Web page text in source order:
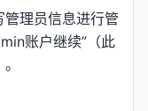
理员信息进行管
账户继续”（此